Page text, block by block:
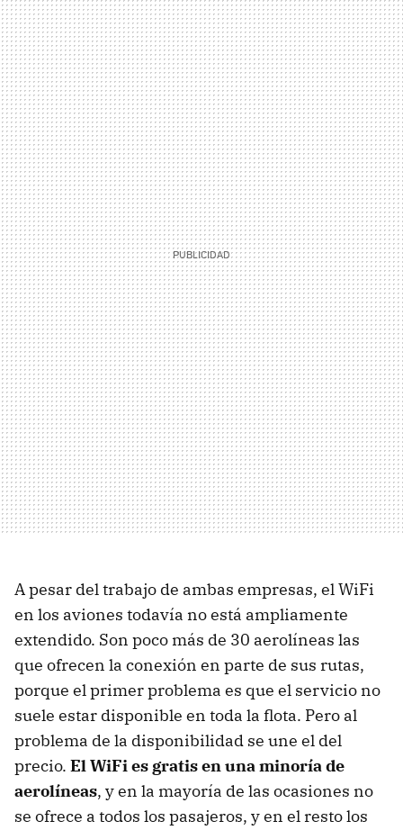
A pesar del trabajo de ambas empresas, el WiFi
en los aviones todavía no está ampliamente
extendido. Son poco más de 30 aerolíneas las
que ofrecen la conexión en parte de sus rutas,
porque el primer problema es que el servicio no
suele estar disponible en toda la flota. Pero al
problema de la disponibilidad se une el del
precio. El WiFi es gratis en una minoría de
aerolíneas, y en la mayoría de las ocasiones no
se ofrece a todos los pasajeros, y en el resto los